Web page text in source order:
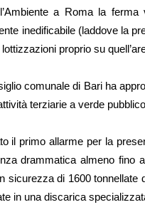
a Roma la
inedificabile (laddove la
proprio su
comunale di Bari ha
terziarie a verde
il primo allarme per la
drammatica almeno
sicurezza di 1600 tonnellate
in una discarica